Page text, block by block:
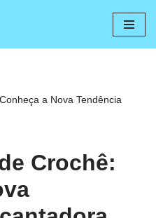
a Nova Tendência
Crochê: